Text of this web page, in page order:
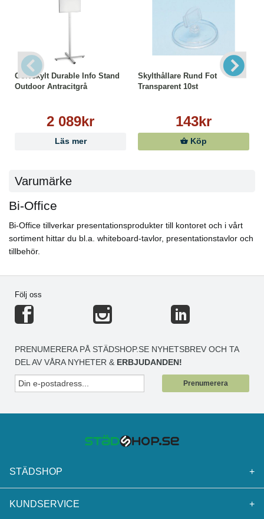
Golvskylt Durable Info Stand
Outdoor Antracitgrå
2 089kr
Läs mer
Skylthållare Rund Fot
Transparent 10st
143kr
Köp
Varumärke
Bi-Office
Bi-Office tillverkar presentationsprodukter till kontoret och i vårt
sortiment hittar du bl.a. whiteboard-tavlor, presentationstavlor och
tillbehör.
Följ oss
PRENUMERERA PÅ STÄDSHOP.SE NYHETSBREV OCH TA
DEL AV VÅRA NYHETER & ERBJUDANDEN!
Prenumerera
STÄDSHOP +
KUNDSERVICE +